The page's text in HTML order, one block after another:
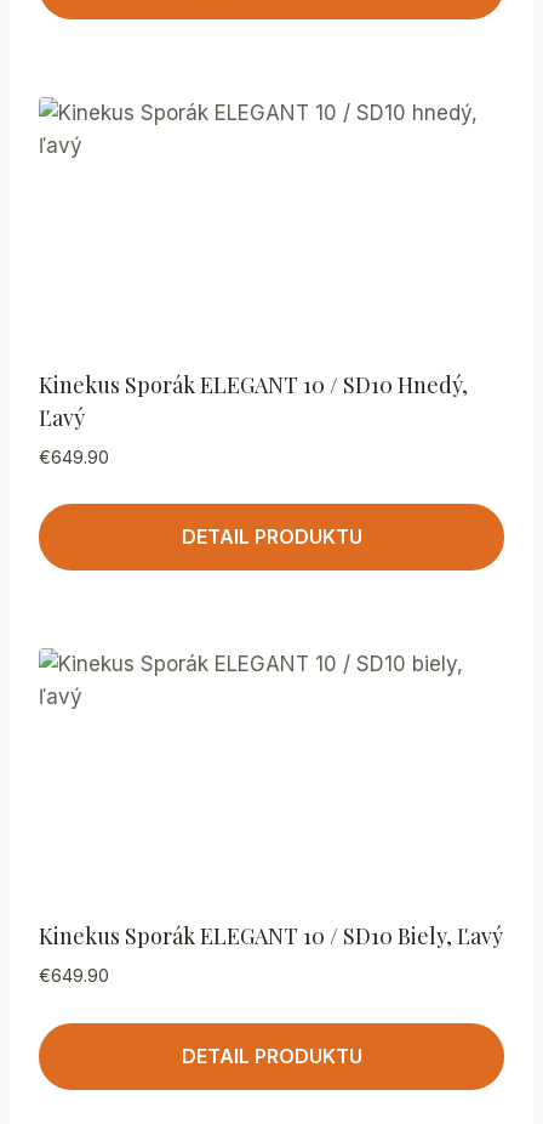
Kinekus Sporák ELEGANT 10 / SD10 Hnedý,
Ľavý
€649.90
DETAIL PRODUKTU
Kinekus Sporák ELEGANT 10 / SD10 Biely, Ľavý
€649.90
DETAIL PRODUKTU